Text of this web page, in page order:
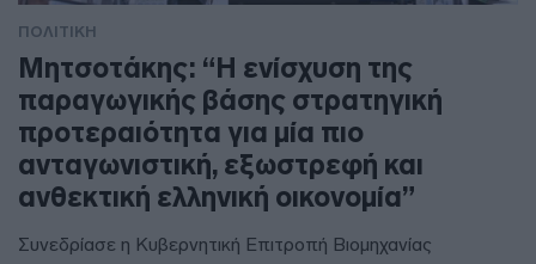
ΠΟΛΙΤΙΚΗ
Μητσοτάκης: “Η ενίσχυση της
παραγωγικής βάσης στρατηγική
προτεραιότητα για μία πιο
ανταγωνιστική, εξωστρεφή και
ανθεκτική ελληνική οικονομία”
Συνεδρίασε η Κυβερνητική Επιτροπή Βιομηχανίας